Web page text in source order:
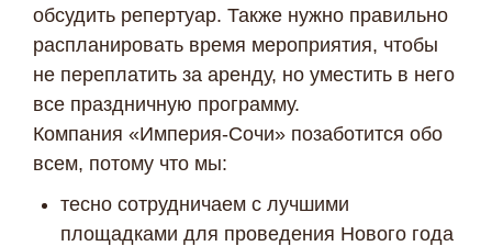
обсудить репертуар. Также нужно правильно
распланировать время мероприятия, чтобы
не переплатить за аренду, но уместить в него
все праздничную программу.
Компания «Империя-Сочи» позаботится обо
всем, потому что мы:
тесно сотрудничаем с лучшими
площадками для проведения Нового года